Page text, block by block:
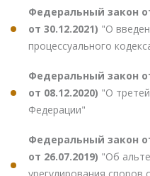
Федеральный закон
от 30.12.2021) "О
процессуального
Федеральный закон
от 08.12.2020) "О
Федерации"
Федеральный закон
от 26.07.2019) "Об